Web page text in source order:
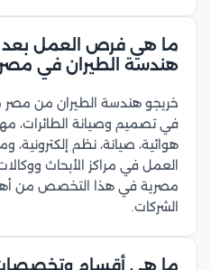
ما هي فرص العمل بعد
هندسة الطيران في
خريجو هندسة الطيران من
في تصميم وصيانة الطائرات،
هوائية، صيانة، نظم إلكترونية،
العمل في مراكز الأبحاث
مصرية في هذا التخصص من
الشركات.
ما هي أقسام